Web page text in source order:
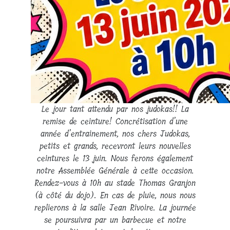
Le jour tant attendu par nos judokas!! La
remise de ceinture! Concrétisation d’une
année d’entrainement, nos chers Judokas,
petits et grands, recevront leurs nouvelles
ceintures le 13 juin. Nous ferons également
notre Assemblée Générale à cette occasion.
Rendez-vous à 10h au stade Thomas Granjon
(à côté du dojo). En cas de pluie, nous nous
replierons à la salle Jean Rivoire. La journée
se poursuivra par un barbecue et notre